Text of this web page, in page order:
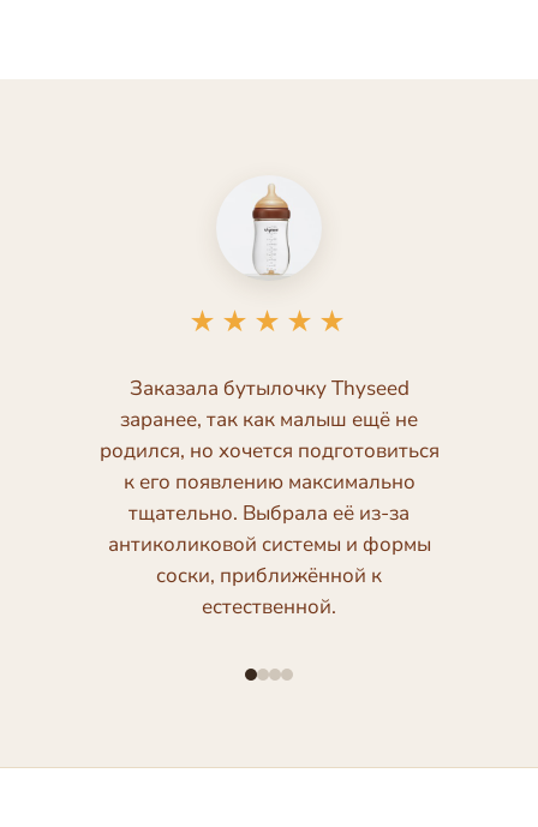
★★★★★
Заказала бутылочку Thyseed
заранее, так как малыш ещё не
родился, но хочется подготовиться
к его появлению максимально
тщательно. Выбрала её из-за
антиколиковой системы и формы
соски, приближённой к
естественной.